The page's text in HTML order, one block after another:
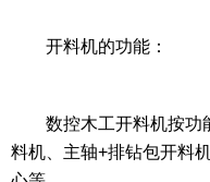
开料机的功能：
数控木工开料机按功
料机、主轴+排钻包开料机